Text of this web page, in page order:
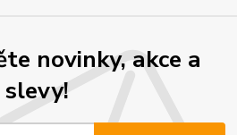
novinky, akce a
slevy!